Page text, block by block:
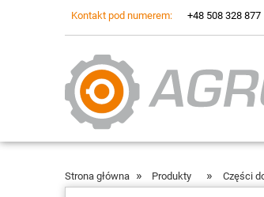
Kontakt pod numerem: +48 508 328 877
Strona główna » Produkty » Części